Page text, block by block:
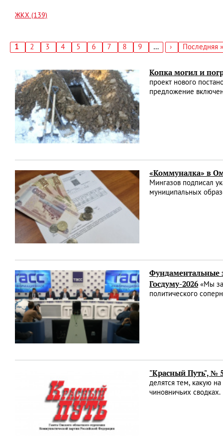
ЖКХ (139)
Текущая
1 Страница
2 Страница
3 Страница
4 Страница
5 Страница
6 Страница
7 Страница
8 Страница
9 …
Следующая
›
Последняя
Последняя »
Копка могил и
проект нового
предложение
«Коммуналка» в
Мингазов подписал
муниципальных
Фундаментальные
Госдуму-2026 «Мы
политического
"Красный Путь", №
делятся тем, какую
чиновничьих сводках.